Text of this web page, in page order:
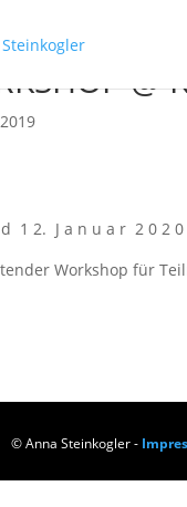
1 2. J a n u a r 2 0 2 0
Work­shop für
© Anna Steinkogler -